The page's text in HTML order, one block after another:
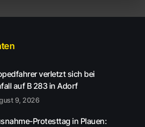
verletzt sich bei
auf B 283 in Adorf
9, 2026
Protesttag in Plauen: